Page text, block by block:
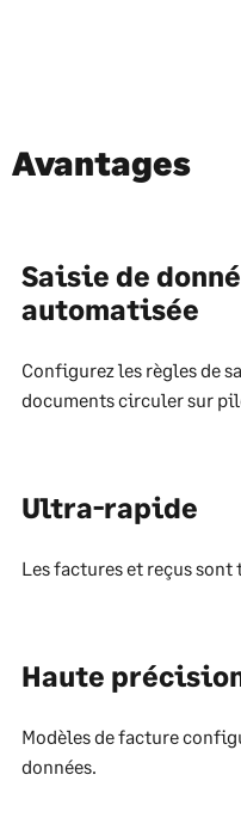
Avantages
Saisie de
automatisée
Configurez les règles de
documents circuler sur
Ultra-rapide
Les factures et reçus sont
Haute
Modèles de facture
données.